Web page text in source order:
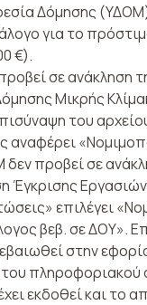
Δόμησης
για το
€).
σε ανάκληση
Μικρής
του
αναφέρει
προβεί σε
επιλέγει
βεβ. σε ΔΟΥ».
στην
πληροφοριακού
εκδοθεί και το